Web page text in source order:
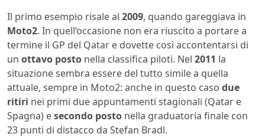
Il primo esempio risale al 2009, quando gareggiava in
Moto2. In quell’occasione non era riuscito a portare a
termine il GP del Qatar e dovette così accontentarsi di
un ottavo posto nella classifica piloti. Nel 2011 la
situazione sembra essere del tutto simile a quella
attuale, sempre in Moto2: anche in questo caso due
ritiri nei primi due appuntamenti stagionali (Qatar e
Spagna) esecondo posto nella graduatoria finale con
23 punti di distacco da Stefan Bradl.